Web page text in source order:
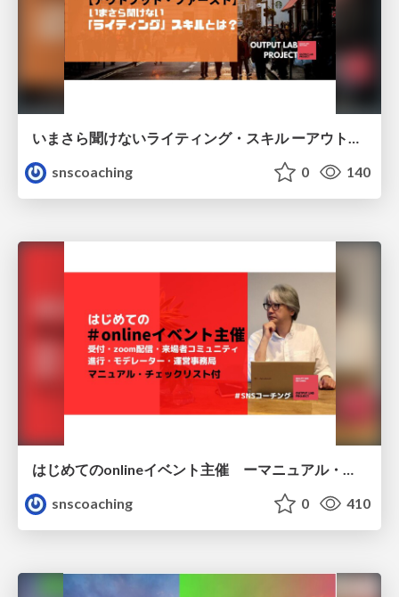
いまさら聞けないライティング・スキル ーアウトプット・ファーストのすすめ
snscoaching
0 140
はじめてのonlineイベント主催 ーマニュアル・チェックリスト付
snscoaching
0 410